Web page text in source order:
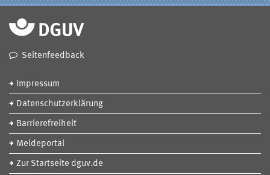
Seitenfeedback
Impressum
Datenschutzerklärung
Barrierefreiheit
Meldeportal
Zur Startseite dguv.de